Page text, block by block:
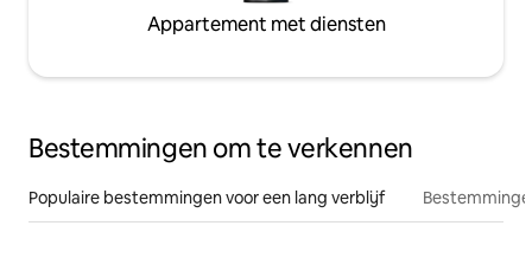
Appartement met diensten
Bestemmingen om te verkennen
Populaire bestemmingen voor een lang verblijf